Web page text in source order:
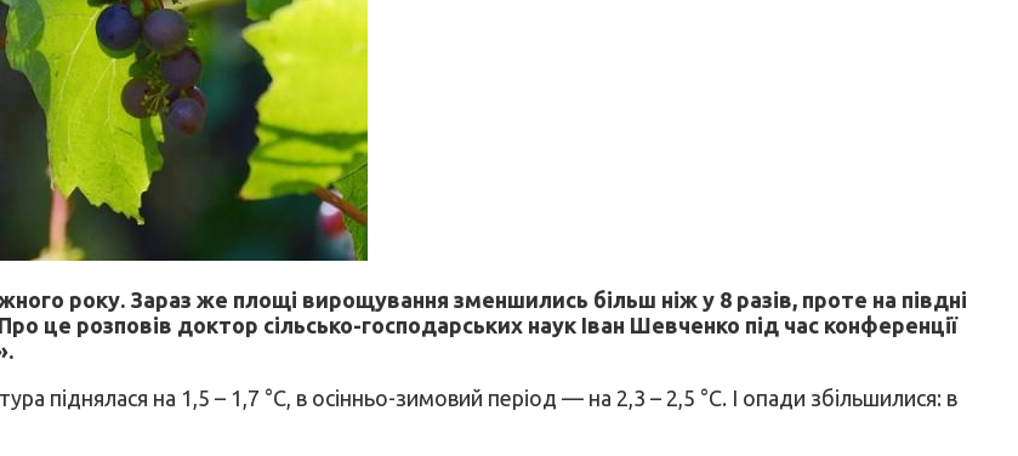
року. Зараз же площі вирощування зменшились більш ніж у 8 разів, проте на півдні
це розповів доктор сільсько-господарських наук Іван Шевченко під час конференції
піднялася на 1,5 – 1,7 °С, в осінньо-зимовий період — на 2,3 – 2,5 °С. І опади збільшилися: в